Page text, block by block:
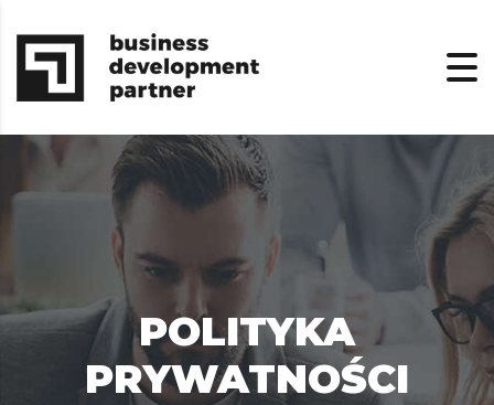
POLITYKA
PRYWATNOŚCI